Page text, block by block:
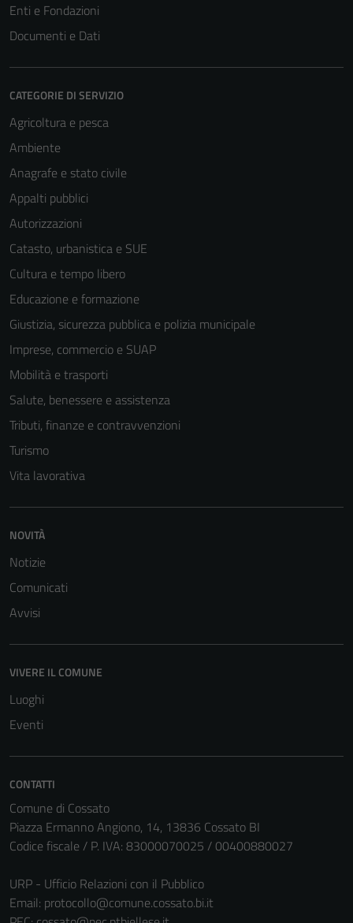
Enti e Fondazioni
Documenti e Dati
CATEGORIE DI SERVIZIO
Agricoltura e pesca
Ambiente
Anagrafe e stato civile
Appalti pubblici
Autorizzazioni
Catasto, urbanistica e SUE
Cultura e tempo libero
Educazione e formazione
Giustizia, sicurezza pubblica e polizia municipale
Imprese, commercio e SUAP
Mobilità e trasporti
Salute, benessere e assistenza
Tributi, finanze e contravvenzioni
Turismo
Vita lavorativa
NOVITÀ
Notizie
Comunicati
Avvisi
VIVERE IL COMUNE
Luoghi
Eventi
CONTATTI
Comune di Cossato
Piazza Ermanno Angiono, 14, 13836 Cossato BI
Codice fiscale / P. IVA: 83000070025 / 00400880027
URP - Ufficio Relazioni con il Pubblico
Email: protocollo@comune.cossato.bi.it
Tecnici
Questi cookie